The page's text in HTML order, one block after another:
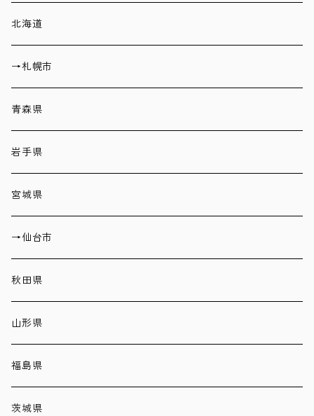
北海道
→札幌市
青森県
岩手県
宮城県
→仙台市
秋田県
山形県
福島県
茨城県